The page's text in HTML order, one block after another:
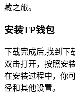
藏之旅。
安装TP钱包
下载完成后,找到下
双击打开，按照安
在安装过程中，你
径和其他设置。